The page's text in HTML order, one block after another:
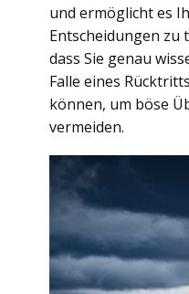
und ermöglicht es
Entscheidungen zu
dass Sie genau
Falle eines
können, um böse
vermeiden.